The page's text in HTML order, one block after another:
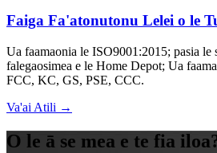
Faiga Fa'atonutonu Lelei o le
Ua faamaonia le ISO9001:2015; pasia le
falegaosimea e le Home Depot; Ua
FCC, KC, GS, PSE, CCC.
Va'ai Atili →
O le ā se mea e te fia